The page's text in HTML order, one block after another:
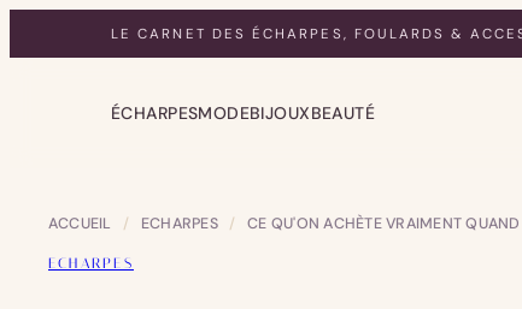
LE CARNET DES ÉCHARPES, FOULARDS &
ÉCHARPESMODEBIJOUXBEAUTÉ
ACCUEIL / ECHARPES / CE QU'ON ACHÈTE VRAIMENT
ECHARPES